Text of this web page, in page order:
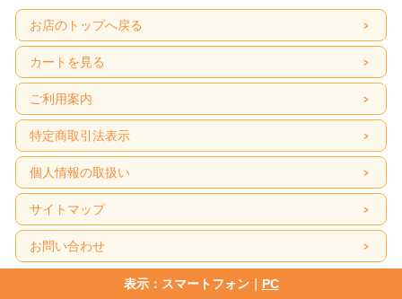
お店のトップへ戻る
カートを見る
ご利用案内
特定商取引法表示
個人情報の取扱い
サイトマップ
お問い合わせ
表示：スマートフォン｜ PC